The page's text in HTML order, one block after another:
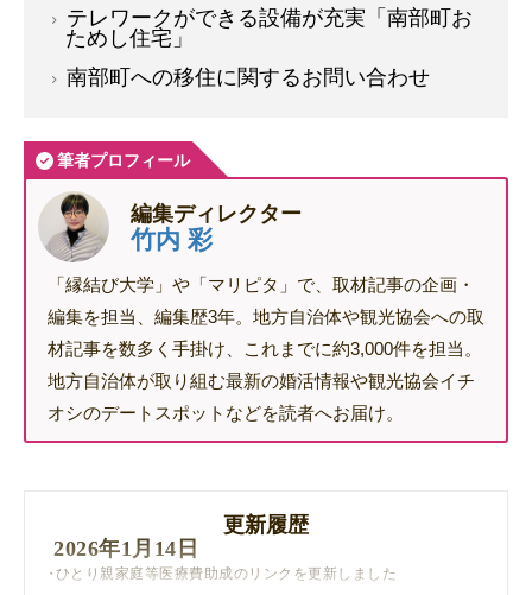
テレワークができる設備が充実「南部町お
ためし住宅」
南部町への移住に関するお問い合わせ
筆者プロフィール
編集ディレクター
竹内 彩
「縁結び大学」や「マリピタ」で、取材記事の企画・
編集を担当、編集歴3年。地方自治体や観光協会への取
材記事を数多く手掛け、これまでに約3,000件を担当。
地方自治体が取り組む最新の婚活情報や観光協会イチ
オシのデートスポットなどを読者へお届け。
更新履歴
2026年1月14日
ひとり親家庭等医療費助成のリンクを更新しました